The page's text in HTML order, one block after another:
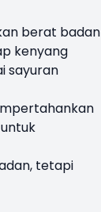
berat badan
kenyang
sayuran
tetapi